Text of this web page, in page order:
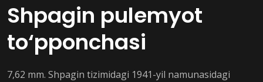
Shpagin pulemyot
to‘pponchasi
7,62 mm. Shpagin tizimidagi 1941-yil namunasidagi